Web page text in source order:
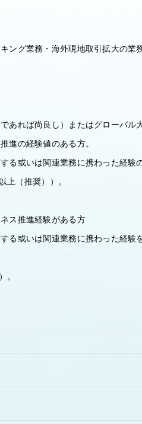
ング業務・海外現地取引拡大の業
あれば尚良し）またはグローバル
進の経験値のある方。
或いは関連業務に携わった経験
（推奨））。
ス推進経験がある方
る或いは関連業務に携わった経験